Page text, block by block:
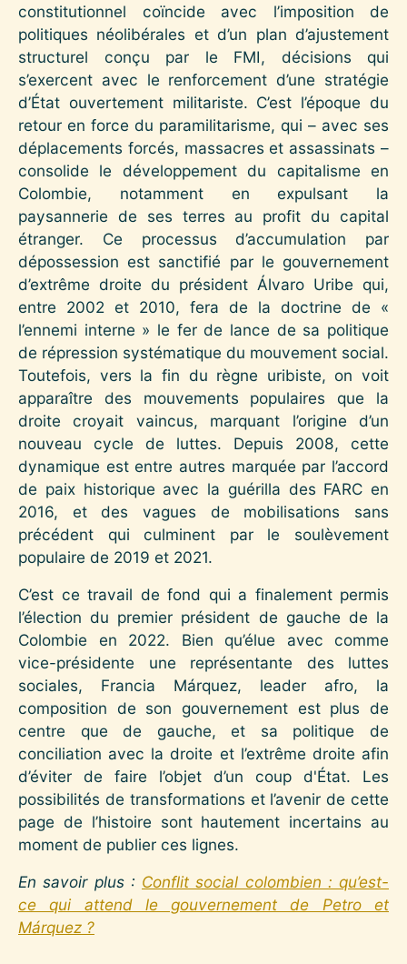
constitutionnel coïncide avec l’imposition de
politiques néolibérales et d’un plan d’ajustement
structurel conçu par le FMI, décisions qui
s’exercent avec le renforcement d’une stratégie
d’État ouvertement militariste. C’est l’époque du
retour en force du paramilitarisme, qui – avec ses
déplacements forcés, massacres et assassinats –
consolide le développement du capitalisme en
Colombie, notamment en expulsant la
paysannerie de ses terres au profit du capital
étranger. Ce processus d’accumulation par
dépossession est sanctifié par le gouvernement
d’extrême droite du président Álvaro Uribe qui,
entre 2002 et 2010, fera de la doctrine de «
l’ennemi interne » le fer de lance de sa politique
de répression systématique du mouvement social.
Toutefois, vers la fin du règne uribiste, on voit
apparaître des mouvements populaires que la
droite croyait vaincus, marquant l’origine d’un
nouveau cycle de luttes. Depuis 2008, cette
dynamique est entre autres marquée par l’accord
de paix historique avec la guérilla des FARC en
2016, et des vagues de mobilisations sans
précédent qui culminent par le soulèvement
populaire de 2019 et 2021.
C’est ce travail de fond qui a finalement permis
l’élection du premier président de gauche de la
Colombie en 2022. Bien qu’élue avec comme
vice-présidente une représentante des luttes
sociales, Francia Márquez, leader afro, la
composition de son gouvernement est plus de
centre que de gauche, et sa politique de
conciliation avec la droite et l’extrême droite afin
d’éviter de faire l’objet d’un coup d'État. Les
possibilités de transformations et l’avenir de cette
page de l’histoire sont hautement incertains au
moment de publier ces lignes.
En savoir plus : Conflit social colombien : qu’est-
ce qui attend le gouvernement de Petro et
Márquez ?